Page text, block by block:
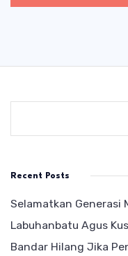
Recent Posts
Selamatkan Generasi
Labuhanbatu Agus
Bandar Hilang Jika